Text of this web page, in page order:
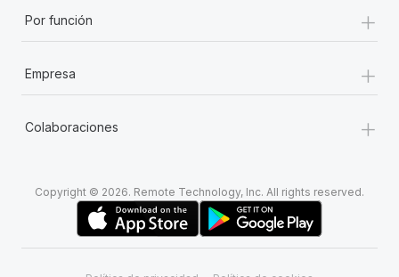
Por función +
Empresa +
Colaboraciones +
Copyright © 2026. Remote Technology, Inc. All rights reserved.